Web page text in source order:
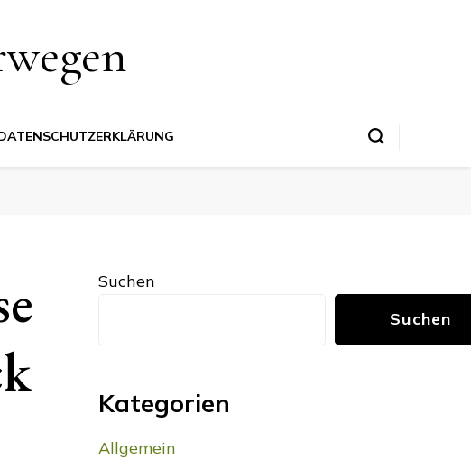
Suchen
Suchen
Kategorien
Allgemein